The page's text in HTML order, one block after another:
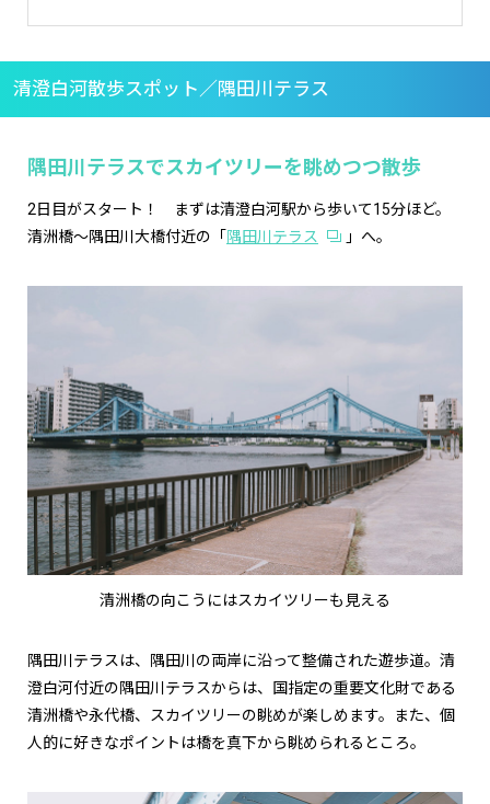
清澄白河散歩スポット／隅田川テラス
隅田川テラスでスカイツリーを眺めつつ散歩
2日目がスタート！ まずは清澄白河駅から歩いて15分ほど。
清洲橋〜隅田川大橋付近の「 隅田川テラス 」へ。
清洲橋の向こうにはスカイツリーも見える
隅田川テラスは、隅田川の両岸に沿って整備された遊歩道。清
澄白河付近の隅田川テラスからは、国指定の重要文化財である
清洲橋や永代橋、スカイツリーの眺めが楽しめます。また、個
人的に好きなポイントは橋を真下から眺められるところ。